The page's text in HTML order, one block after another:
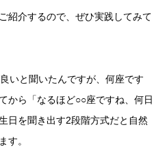
紹介するので、ぜひ実践してみて
いと聞いたんですが、何座です
から「なるほど○○座ですね、何日
日を聞き出す2段階方式だと自然
す。